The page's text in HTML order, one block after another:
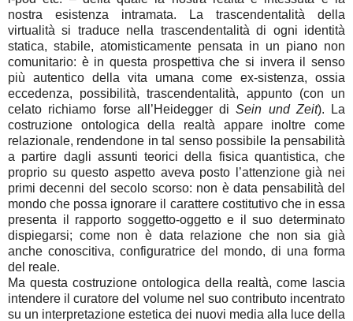
nostra esistenza intramata. La trascendentalità della
virtualità si traduce nella trascendentalità di ogni identità
statica, stabile, atomisticamente pensata in un piano non
comunitario: è in questa prospettiva che si invera il senso
più autentico della vita umana come ex-sistenza, ossia
eccedenza, possibilità, trascendentalità, appunto (con un
celato richiamo forse all’Heidegger diSein und Zeit). La
costruzione ontologica della realtà appare inoltre come
relazionale, rendendone in tal senso possibile la pensabilità
a partire dagli assunti teorici della fisica quantistica, che
proprio su questo aspetto aveva posto l’attenzione già nei
primi decenni del secolo scorso: non è data pensabilità del
mondo che possa ignorare il carattere costitutivo che in essa
presenta il rapporto soggetto-oggetto e il suo determinato
dispiegarsi; come non è data relazione che non sia già
anche conoscitiva, configuratrice del mondo, di una forma
del reale.
Ma questa costruzione ontologica della realtà, come lascia
intendere il curatore del volume nel suo contributo incentrato
su un interpretazione estetica dei nuovi media alla luce della